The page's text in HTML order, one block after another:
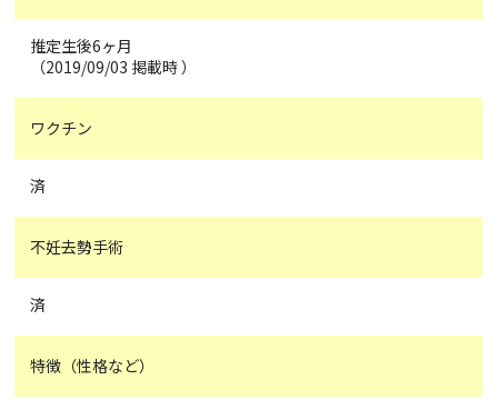
推定生後6ヶ月
（2019/09/03 掲載時 ）
ワクチン
済
不妊去勢手術
済
特徴（性格など）